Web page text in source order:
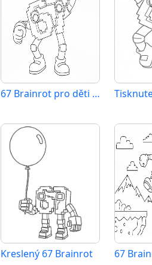
67 Brainrot pro děti 2 roky
Kreslený 67 Brainrot